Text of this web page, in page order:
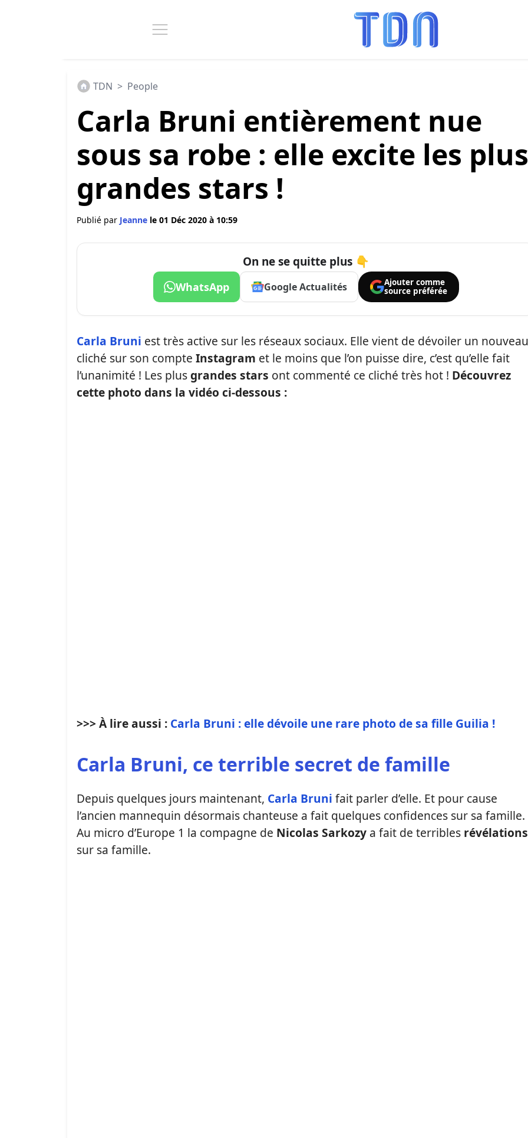
TDN > People
Carla Bruni entièrement nue
sous sa robe : elle excite les plus
grandes stars !
Publié par Jeanne le 01 Déc 2020 à 10:59
On ne se quitte plus 👇
WhatsApp Google Actualités
Ajouter comme
source préférée
Carla Bruni est très active sur les réseaux sociaux. Elle vient de dévoiler un nouveau
cliché sur son compte Instagram et le moins que l’on puisse dire, c’est qu’elle fait
l’unanimité ! Les plusgrandes stars ont commenté ce cliché très hot ! Découvrez
cette photo dans la vidéo ci-dessous :
>>> À lire aussi : Carla Bruni : elle dévoile une rare photo de sa fille Guilia !
Carla Bruni, ce terrible secret de famille
Depuis quelques jours maintenant, Carla Bruni fait parler d’elle. Et pour cause
l’ancien mannequin désormais chanteuse a fait quelques confidences sur sa famille.
Au micro d’Europe 1 la compagne de Nicolas Sarkozy a fait de terribles révélations
sur sa famille.